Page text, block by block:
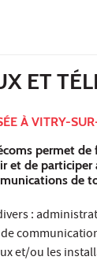
ET
À VITRY-
permet
et de
de
:
et/ou les